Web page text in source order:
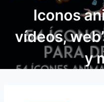
Iconos
vídeos,
y